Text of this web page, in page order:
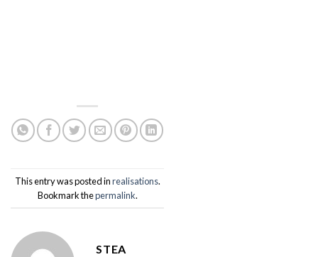
This entry was posted inrealisations.
Bookmark thepermalink.
STEA